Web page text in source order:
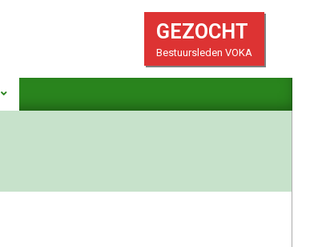
GEZOCHT
Bestuursleden VOKA